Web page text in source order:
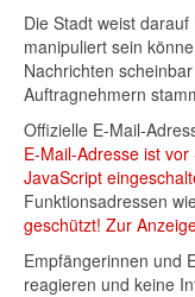
Die Stadt weist
manipuliert sein
Nachrichten
Auftragnehmern
Offizielle E-Mail-
E-Mail-Adresse ist
JavaScript
Funktionsadressen
geschützt! Zur
Empfängerinnen und
reagieren und keine